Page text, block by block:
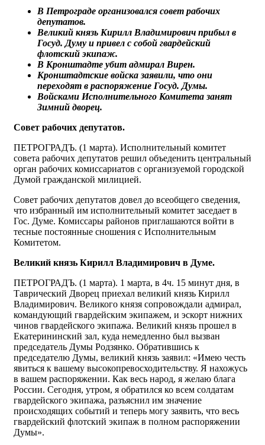
В Петрограде организовался совет рабочих
депутатов.
Великий князь Кирилл Владимирович прибыл в
Госуд. Думу и привел с собой гвардейский
флотский экипаж.
В Кронштадте убит адмирал Вирен.
Кронштадтские войска заявили, что они
переходят в распоряжение Госуд. Думы.
Войсками Исполнительного Комитета занят
Зимний дворец.
Совет рабочих депутатов.
ПЕТРОГРАДЪ. (1 марта). Исполнительный комитет
совета рабочих депутатов решил объеденить центральный
орган рабочих комиссариатов с организуемой городской
Думой гражданской милицией.
Совет рабочих депутатов довел до всеобщего сведения,
что избранный им исполнительный комитет заседает в
Гос. Думе. Комиссары районов приглашаются войти в
тесные постоянные сношения с Исполнительным
Комитетом.
Великий князь Кирилл Владимирович в Думе.
ПЕТРОГРАДЪ. (1 марта). 1 марта, в 4ч. 15 минут дня, в
Таврический Дворец приехал великий князь Кирилл
Владимирович. Великого князя сопровождали адмирал,
командующий гвардейским экипажем, и эскорт нижних
чинов гвардейского экипажа. Великий князь прошел в
Екатерининский зал, куда немедленно был вызван
председатель Думы Родзянко. Обратившись к
председателю Думы, великий князь заявил: «Имею честь
явиться к вашему высокопревосходительству. Я нахожусь
в вашем распоряжении. Как весь народ, я желаю блага
России. Сегодня, утром, я обратился ко всем солдатам
гвардейского экипажа, разъяснил им значение
происходящих событий и теперь могу заявить, что весь
гвардейский флотский экипаж в полном распоряжении
Думы».